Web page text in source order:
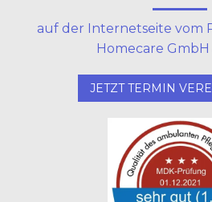
auf der Internetseite vom
Homecare GmbH
JETZT TERMIN